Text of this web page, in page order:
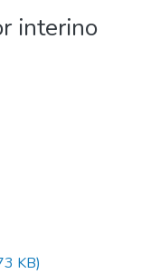
interino
KB)